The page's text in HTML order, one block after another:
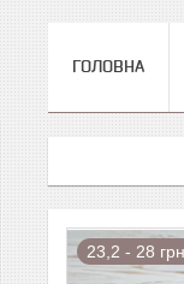
ГОЛОВНА
23,2 - 28